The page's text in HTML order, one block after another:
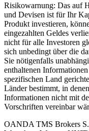
Risikowarnung: Das auf
und Devisen ist für Ihr
Produkt investieren,
eingezahlten Geldes
nicht für alle Investoren
sich unbedingt über die
Sie nötigenfalls
enthaltenen
spezifischen Land
Länder bestimmt, in
Informationen nicht mit
Vorschriften vereinbar
OANDA TMS Brokers